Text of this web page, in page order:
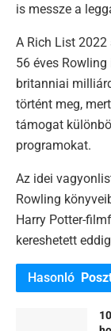
is messze a
A Rich List
56 éves
britanniai
történt meg,
támogat
programokat.
Az idei
Rowling
Harry Potter-
kereshetett
Hasonló